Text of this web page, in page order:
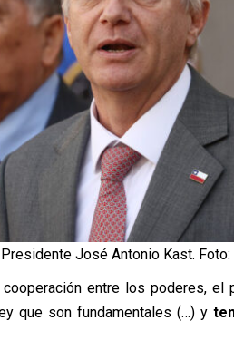
Presidente José Antonio Kast. Foto:
entre los poderes, el
que son fundamentales (…) y